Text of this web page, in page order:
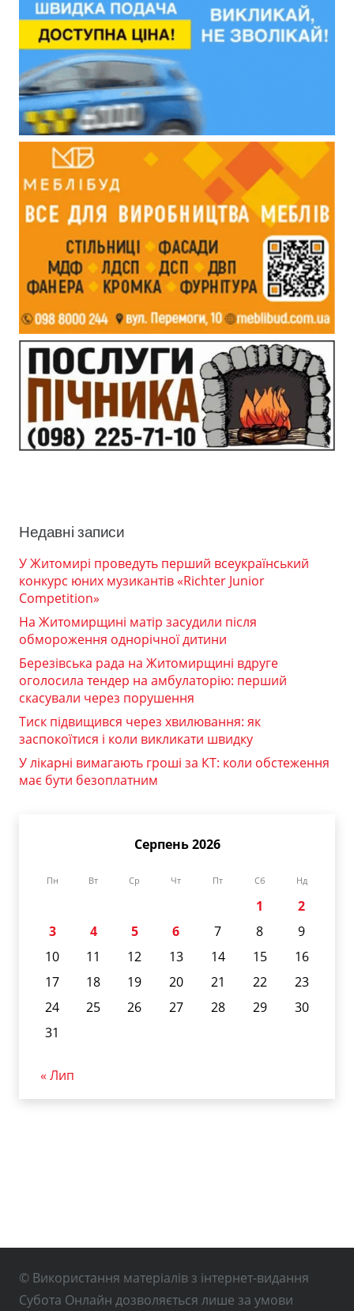
Недавні записи
У Житомирі проведуть перший всеукраїнський
конкурс юних музикантів «Richter Junior
Competition»
На Житомирщині матір засудили після
обмороження однорічної дитини
Березівська рада на Житомирщині вдруге
оголосила тендер на амбулаторію: перший
скасували через порушення
Тиск підвищився через хвилювання: як
заспокоїтися і коли викликати швидку
У лікарні вимагають гроші за КТ: коли обстеження
має бути безоплатним
Серпень 2026
Пн Вт Ср Чт Пт Сб Нд
1
2
3
4 5 6 7 8
9
10
11 12 13 14 15
16
17
18 19 20 21 22
23
24
25 26 27 28 29
30
31
« Лип
© Використання матеріалів з інтернет-видання
Субота Онлайн дозволяється лише за умови